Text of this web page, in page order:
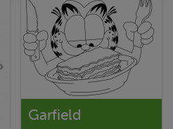
Garfield